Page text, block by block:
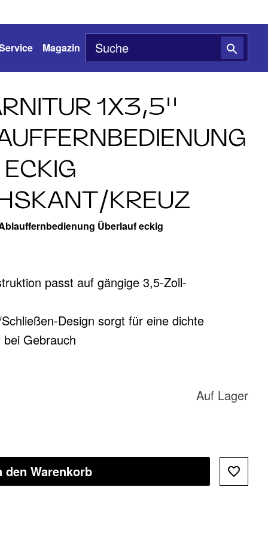
Magazin
1X3,5''
KREUZ
Überlauf eckig
passt auf gängige 3,5-Zoll-
Design sorgt für eine dichte
Gebrauch
Auf Lager
den Warenkorb